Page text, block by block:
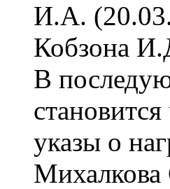
И.А.
Кобзона
В
указы о